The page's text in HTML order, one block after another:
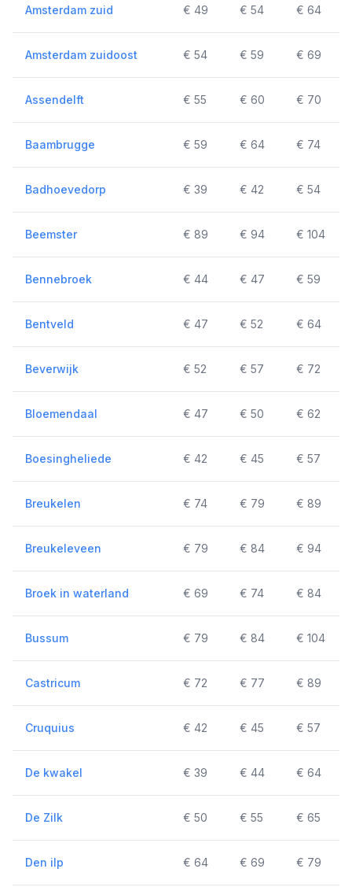
Amsterdam zuid € 49 € 54 € 64
Amsterdam zuidoost € 54 € 59 € 69
Assendelft € 55 € 60 € 70
Baambrugge € 59 € 64 € 74
Badhoevedorp € 39 € 42 € 54
Beemster € 89 € 94 € 104
Bennebroek € 44 € 47 € 59
Bentveld € 47 € 52 € 64
Beverwijk € 52 € 57 € 72
Bloemendaal € 47 € 50 € 62
Boesingheliede € 42 € 45 € 57
Breukelen € 74 € 79 € 89
Breukeleveen € 79 € 84 € 94
Broek in waterland € 69 € 74 € 84
Bussum € 79 € 84 € 104
Castricum € 72 € 77 € 89
Cruquius € 42 € 45 € 57
De kwakel € 39 € 44 € 64
De Zilk € 50 € 55 € 65
Den ilp € 64 € 69 € 79